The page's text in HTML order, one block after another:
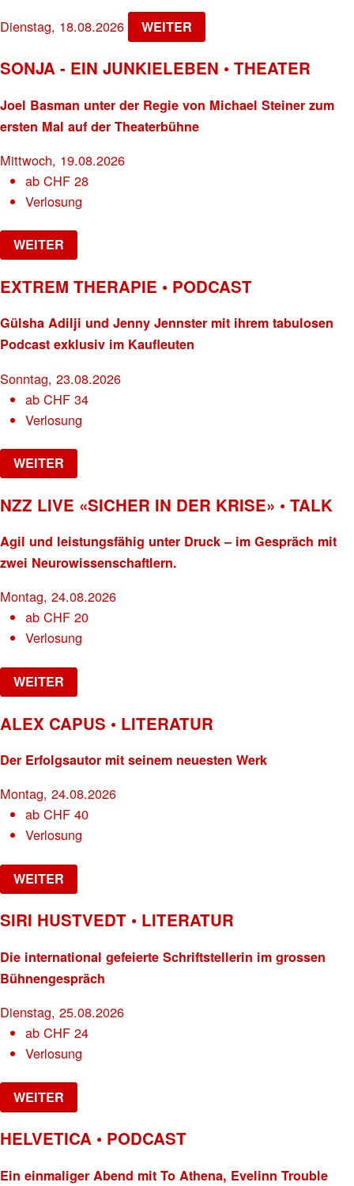
Dienstag, 18.08.2026 WEITER
SONJA - EIN JUNKIELEBEN • THEATER
Joel Basman unter der Regie von Michael Steiner zum
ersten Mal auf der Theaterbühne
Mittwoch, 19.08.2026
abCHF 28
Verlosung
WEITER
EXTREM THERAPIE • PODCAST
Gülsha Adilji und Jenny Jennster mit ihrem tabulosen
Podcast exklusiv im Kaufleuten
Sonntag, 23.08.2026
abCHF 34
Verlosung
WEITER
NZZ LIVE «SICHER IN DER KRISE» • TALK
Agil und leistungsfähig unter Druck – im Gespräch mit
zwei Neurowissenschaftlern.
Montag, 24.08.2026
abCHF 20
Verlosung
WEITER
ALEX CAPUS • LITERATUR
Der Erfolgsautor mit seinem neuesten Werk
Montag, 24.08.2026
abCHF 40
Verlosung
WEITER
SIRI HUSTVEDT • LITERATUR
Die international gefeierte Schriftstellerin im grossen
Bühnengespräch
Dienstag, 25.08.2026
abCHF 24
Verlosung
WEITER
HELVETICA • PODCAST
Ein einmaliger Abend mit To Athena, Evelinn Trouble